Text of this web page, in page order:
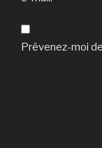
Prévenez-moi